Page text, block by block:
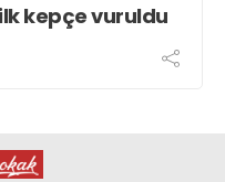
kepçe vuruldu